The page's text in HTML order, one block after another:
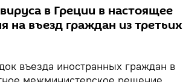
в Греции в настоящее
на въезд граждан из третьих
въезда иностранных граждан в